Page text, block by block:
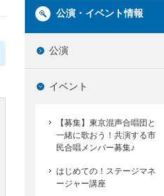
公演・イベント情報
公演
イベント
【募集】東京混声合唱団と
一緒に歌おう！共演する市
民合唱メンバー募集♪
はじめての！ステージマネ
ージャー講座